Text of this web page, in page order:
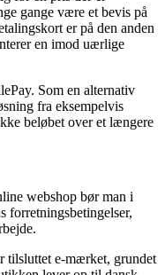
gange være et bevis på
er på den anden
en imod uærlige
Som en alternativ
fra eksempelvis
beløbet over et længere
webshop bør man i
forretningsbetingelser,
tilsluttet e-mærket, grundet